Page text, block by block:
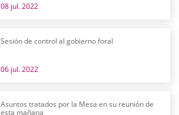
08 jul. 2022
Sesión de control al gobierno foral
06 jul. 2022
Asuntos tratados por la Mesa en su reunión de
esta mañana